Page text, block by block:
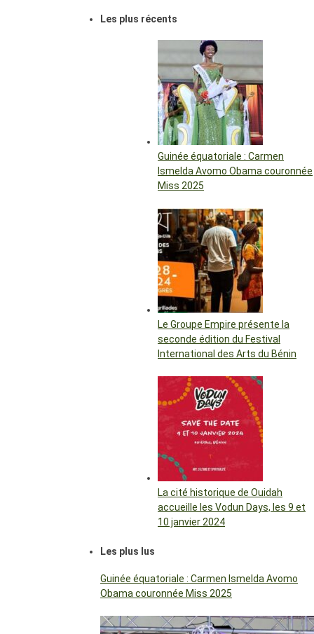
Les plus récents
Guinée équatoriale : Carmen
Ismelda Avomo Obama couronnée
Miss 2025
Le Groupe Empire présente la
seconde édition du Festival
International des Arts du Bénin
La cité historique de Ouidah
accueille les Vodun Days, les 9 et
10 janvier 2024
Les plus lus
Guinée équatoriale : Carmen Ismelda Avomo
Obama couronnée Miss 2025